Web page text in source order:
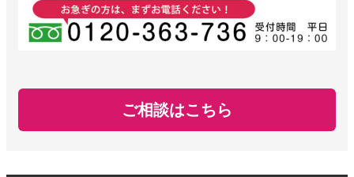
ご相談はこちら